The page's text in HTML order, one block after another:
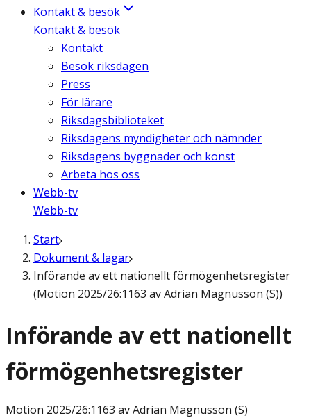
Kontakt & besök
Kontakt & besök
Kontakt
Besök riksdagen
Press
För lärare
Riksdagsbiblioteket
Riksdagens myndigheter och nämnder
Riksdagens byggnader och konst
Arbeta hos oss
Webb-tv
Webb-tv
Start
Dokument & lagar
Införande av ett nationellt förmögenhetsregister
(Motion 2025/26:1163 av Adrian Magnusson (S))
Införande av ett nationellt
förmögenhetsregister
Motion 2025/26:1163 av Adrian Magnusson (S)